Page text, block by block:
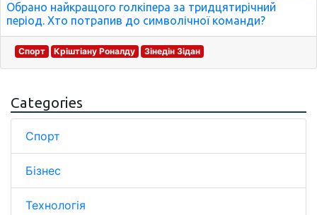
Обрано найкращого голкіпера за тридцятирічний
період. Хто потрапив до символічної команди?
Спорт Кріштіану Роналду Зінедін Зідан
Categories
Спорт
Бізнес
Технологія